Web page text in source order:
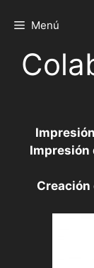
Menú
Impresión